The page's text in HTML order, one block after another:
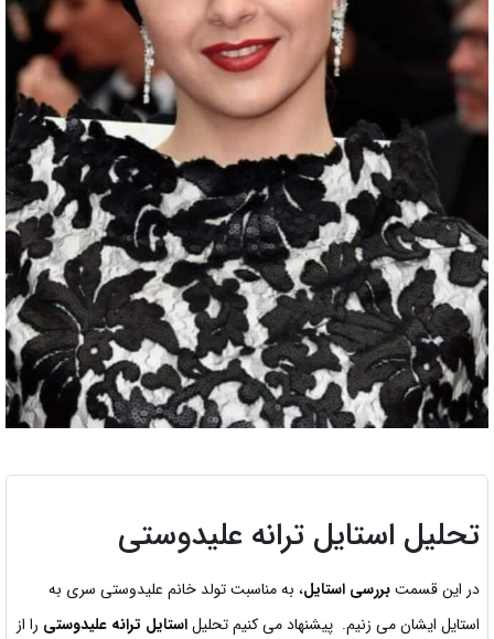
تحلیل استایل ترانه علیدوستی
در این قسمتبررسی استایل، به مناسبت تولد خانم علیدوستی سری به
استایل ایشان می زنیم. پیشنهاد می کنیم تحلیلاستایل ترانه علیدوستی را از